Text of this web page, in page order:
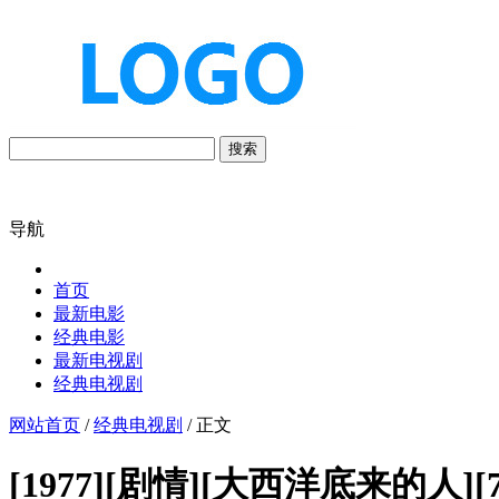
搜索
导航
首页
最新电影
经典电影
最新电视剧
经典电视剧
网站首页 /经典电视剧 / 正文
[1977][剧情][大西洋底来的人